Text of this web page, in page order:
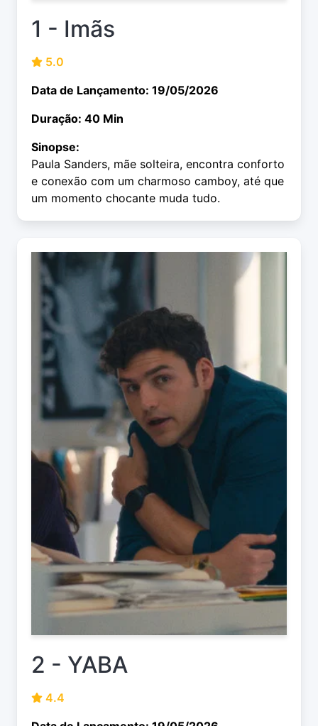
1 - Imãs
5.0
Data de Lançamento: 19/05/2026
Duração: 40 Min
Sinopse:
Paula Sanders, mãe solteira, encontra conforto
e conexão com um charmoso camboy, até que
um momento chocante muda tudo.
2 - YABA
4.4